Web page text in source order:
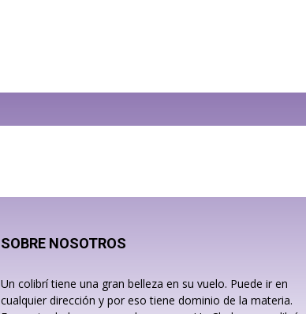
SOBRE NOSOTROS
Un colibrí tiene una gran belleza en su vuelo. Puede ir en
cualquier dirección y por eso tiene dominio de la materia.